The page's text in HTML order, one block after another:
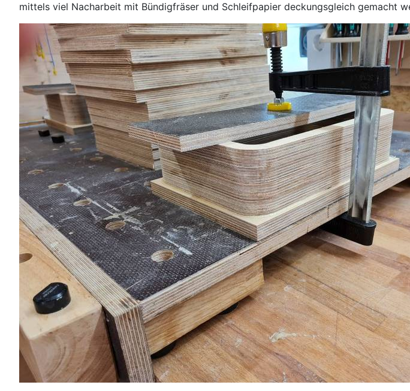
mittels viel Nacharbeit mit Bündigfräser und Schleifpapier deckungsgleich gemacht